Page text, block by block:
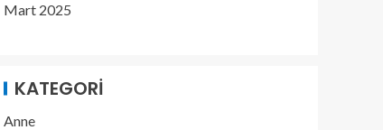
Mart 2025
KATEGORI
Anne